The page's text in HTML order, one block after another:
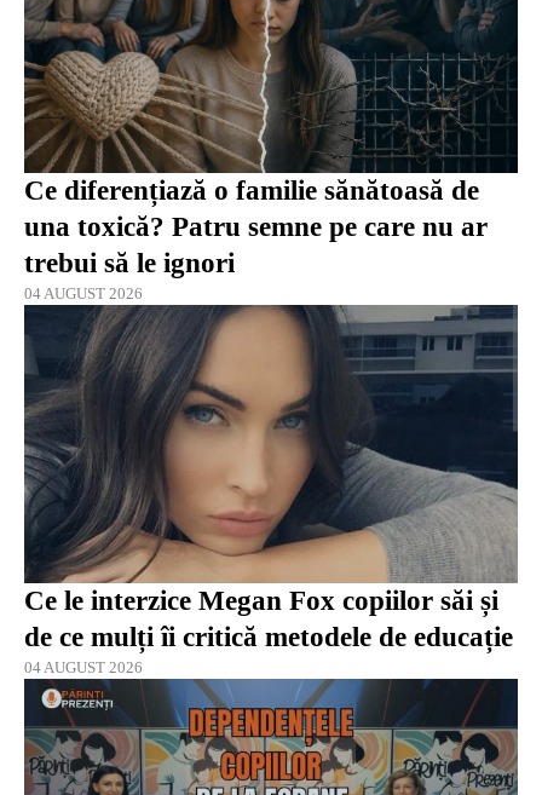
Ce diferențiază o familie sănătoasă de
una toxică? Patru semne pe care nu ar
trebui să le ignori
04 AUGUST 2026
Ce le interzice Megan Fox copiilor săi și
de ce mulți îi critică metodele de educație
04 AUGUST 2026